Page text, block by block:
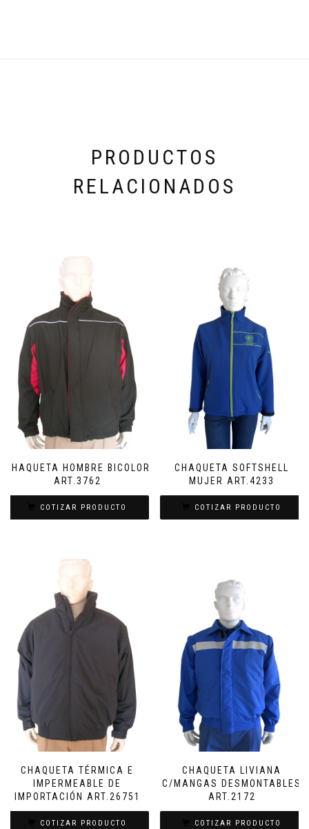
PRODUCTOS
RELACIONADOS
CHAQUETA HOMBRE BICOLOR
ART.3762
COTIZAR PRODUCTO
CHAQUETA SOFTSHELL
MUJER ART.4233
COTIZAR PRODUCTO
CHAQUETA TÉRMICA E
IMPERMEABLE DE
IMPORTACIÓN ART.26751
COTIZAR PRODUCTO
CHAQUETA LIVIANA
C/MANGAS DESMONTABLES
ART.2172
COTIZAR PRODUCTO